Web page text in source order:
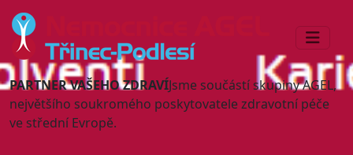
PARTNER VAŠEHO ZDRAVÍJsme součástí skupiny AGEL,
největšího soukromého poskytovatele zdravotní péče
ve střední Evropě.